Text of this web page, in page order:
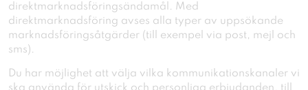
direktmarknadsföringsändamål. Med
direktmarknadsföring avses alla typer av uppsökande
marknadsföringsåtgärder (till exempel via post, mejl och
sms).
Du har möjlighet att välja vilka kommunikationskanaler vi